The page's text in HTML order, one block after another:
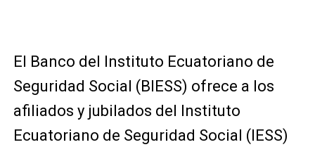
El Banco del Instituto Ecuatoriano de
Seguridad Social (BIESS) ofrece a los
afiliados y jubilados del Instituto
Ecuatoriano de Seguridad Social (IESS)